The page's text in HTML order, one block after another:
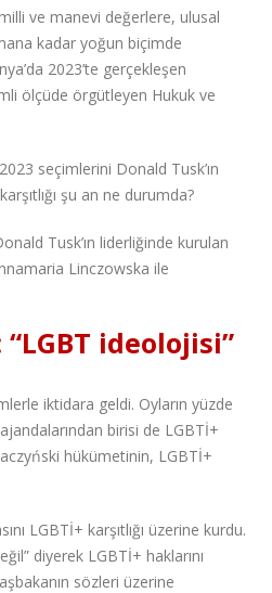
ve manevi değerlere, ulusal
kadar yoğun biçimde
2023’te gerçekleşen
ölçüde örgütleyen Hukuk ve
seçimlerini Donald Tusk’ın
şu an ne durumda?
Tusk’ın liderliğinde kurulan
Linczowska ile
ideolojisi”
iktidara geldi. Oyların yüzde
birisi de LGBTİ+
hükümetinin, LGBTİ+
LGBTİ+ karşıtlığı üzerine kurdu.
diyerek LGBTİ+ haklarını
sözleri üzerine